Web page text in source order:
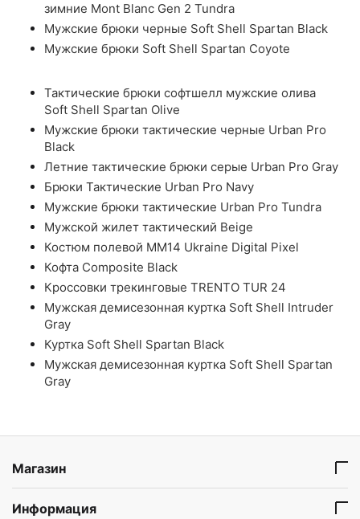
зимние Mont Blanc Gen 2 Tundra
Мужские брюки черные Soft Shell Spartan Black
Мужские брюки Soft Shell Spartan Coyote
Тактические брюки софтшелл мужские олива
Soft Shell Spartan Olive
Мужские брюки тактические черные Urban Pro
Black
Летние тактические брюки серые Urban Pro Gray
Брюки Тактические Urban Pro Navy
Мужские брюки тактические Urban Pro Tundra
Мужской жилет тактический Beige
Костюм полевой ММ14 Ukraine Digital Pixel
Кофта Composite Black
Кроссовки трекинговые TRENTO TUR 24
Мужская демисезонная куртка Soft Shell Intruder
Gray
Куртка Soft Shell Spartan Black
Мужская демисезонная куртка Soft Shell Spartan
Gray
Магазин
Информация